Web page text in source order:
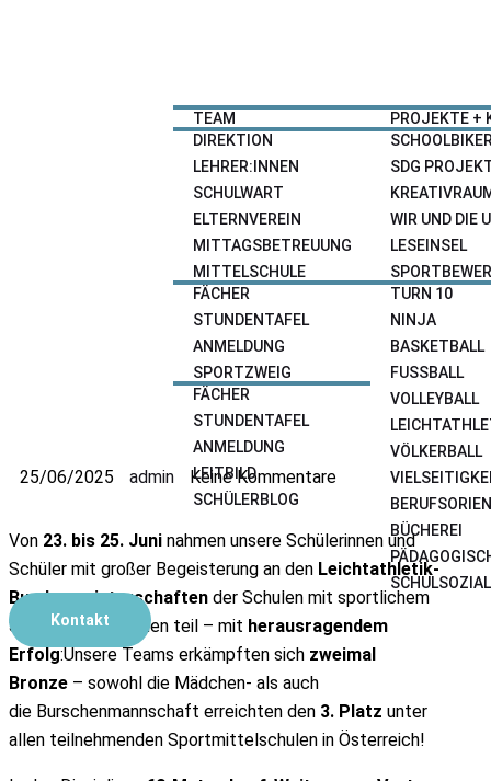
TEAM
DIREKTION
LEHRER:INNEN
SCHULWART
ELTERNVEREIN
MITTAGSBETREUUNG
MITTELSCHULE
FÄCHER
STUNDENTAFEL
ANMELDUNG
SPORTZWEIG
FÄCHER
STUNDENTAFEL
ANMELDUNG
LEITBILD
SCHÜLERBLOG
PROJEKTE +
SDG
WIR UND DIE
LESEINSEL
TURN 10
NINJA
BASKETBALL
FUSSBALL
VOLLEYBALL
VÖLKERBALL
BÜCHEREI
Kontakt
25/06/2025 admin Keine Kommentare
Von 23. bis 25. Juni nahmen unsere Schülerinnen und
Schüler mit großer Begeisterung an den Leichtathletik-
Bundesmeisterschaften der Schulen mit sportlichem
Schwerpunkt in Wien teil – mit herausragendem
Erfolg:Unsere Teams erkämpften sich zweimal
Bronze – sowohl die Mädchen- als auch
die Burschenmannschaft erreichten den 3. Platz unter
allen teilnehmenden Sportmittelschulen in Österreich!